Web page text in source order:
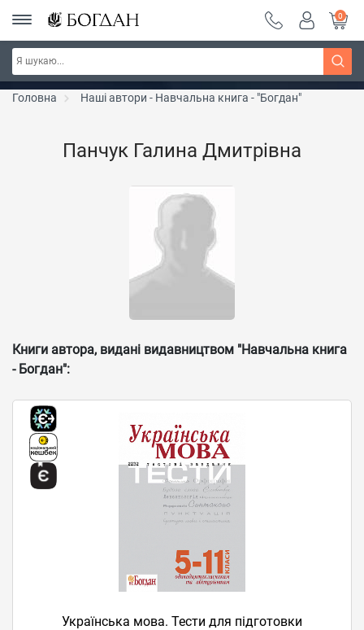
РОЗПРОДАЖ ~ 150 грн ~ 200 грн ~ 250 грн ~
300 грн ~ РОЗПРОДАЖ
Дізнатись більше
0
Головна Наші автори - Навчальна книга - "Богдан"
Панчук Галина Дмитрівна
Книги автора, видані видавництвом "Навчальна книга
- Богдан":
Українська мова. Тести для підготовки